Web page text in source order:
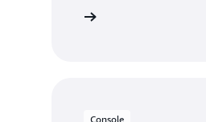
antecipados ou
Console